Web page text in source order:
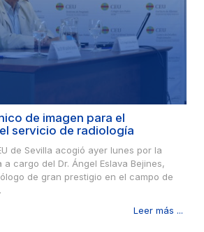
de imagen para el
servicio de radiología
de Sevilla acogió ayer lunes por la
cargo del Dr. Ángel Eslava Bejines,
de gran prestigio en el campo de
Leer más ...